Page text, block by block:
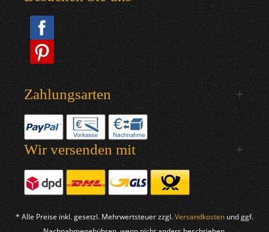
Zahlungsarten
Wir versenden mit
* Alle Preise inkl. gesetzl. Mehrwertsteuer zzgl.Versandkosten und ggf.